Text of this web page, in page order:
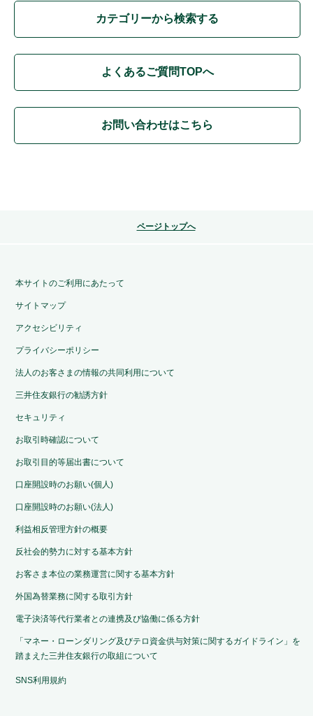
カテゴリーから検索する
よくあるご質問TOPへ
お問い合わせはこちら
ページトップへ
本サイトのご利用にあたって
サイトマップ
アクセシビリティ
プライバシーポリシー
法人のお客さまの情報の共同利用について
三井住友銀行の勧誘方針
セキュリティ
お取引時確認について
お取引目的等届出書について
口座開設時のお願い(個人)
口座開設時のお願い(法人)
利益相反管理方針の概要
反社会的勢力に対する基本方針
お客さま本位の業務運営に関する基本方針
外国為替業務に関する取引方針
電子決済等代行業者との連携及び協働に係る方針
「マネー・ローンダリング及びテロ資金供与対策に関するガイドライン」を
踏まえた三井住友銀行の取組について
SNS利用規約